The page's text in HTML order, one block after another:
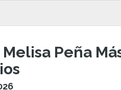
Peña